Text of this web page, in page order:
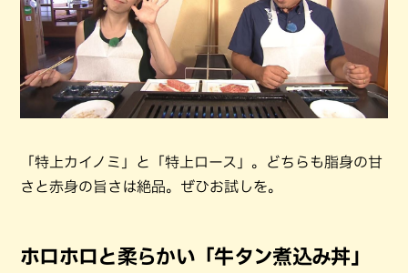
「特上カイノミ」と「特上ロース」。どちらも脂身の甘
さと赤身の旨さは絶品。ぜひお試しを。
ホロホロと柔らかい「牛タン煮込み丼」